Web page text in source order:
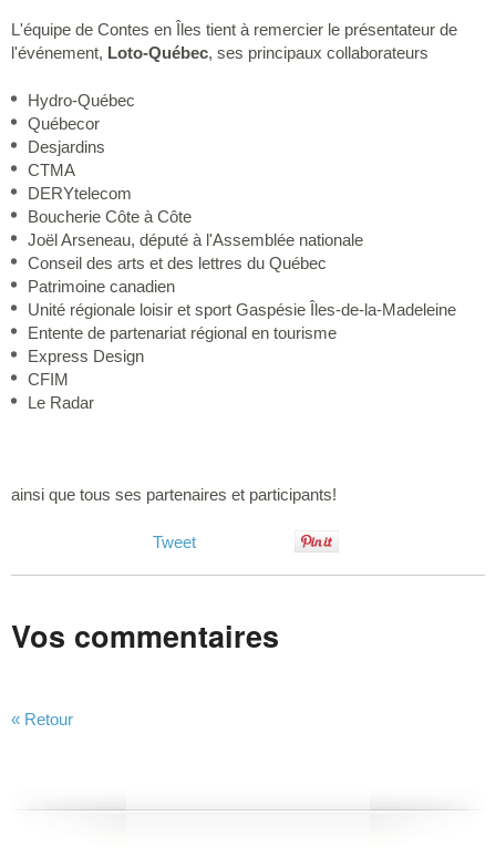
L'équipe de Contes en Îles tient à remercier le présentateur de
l'événement, Loto-Québec, ses principaux collaborateurs
Hydro-Québec
Québecor
Desjardins
CTMA
DERYtelecom
Boucherie Côte à Côte
Joël Arseneau, député à l'Assemblée nationale
Conseil des arts et des lettres du Québec
Patrimoine canadien
Unité régionale loisir et sport Gaspésie Îles-de-la-Madeleine
Entente de partenariat régional en tourisme
Express Design
CFIM
Le Radar
ainsi que tous ses partenaires et participants!
Tweet
Vos commentaires
« Retour